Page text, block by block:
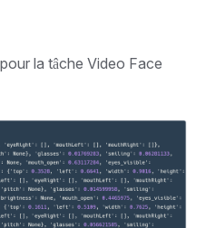
la tâche Video Face